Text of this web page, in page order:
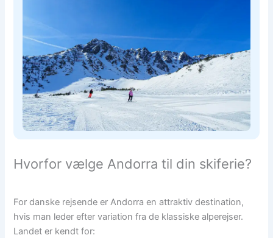
Hvorfor vælge Andorra til din skiferie?
For danske rejsende er Andorra en attraktiv destination,
hvis man leder efter variation fra de klassiske alperejser.
Landet er kendt for: